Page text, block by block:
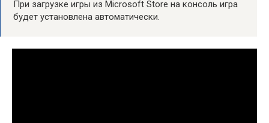
При загрузке игры из Microsoft Store на консоль игра
будет установлена автоматически.